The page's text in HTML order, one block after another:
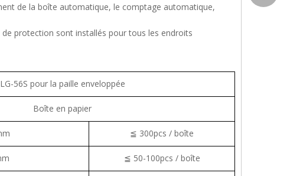
de la boîte automatique, le comptage automatique,
protection sont installés pour tous les endroits
LG-56S pour la paille enveloppée
Boîte en papier
≦ 300pcs / boîte
≦ 50-100pcs / boîte